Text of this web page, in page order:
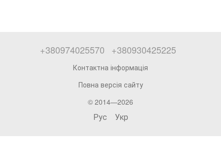
+380974025570 +380930425225
Контактна інформація
Повна версія сайту
© 2014—2026
Рус Укр